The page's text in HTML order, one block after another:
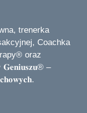
trenerka
Coachka
oraz
𝐆𝐞𝐧𝐢𝐮𝐬𝐳𝐮® –